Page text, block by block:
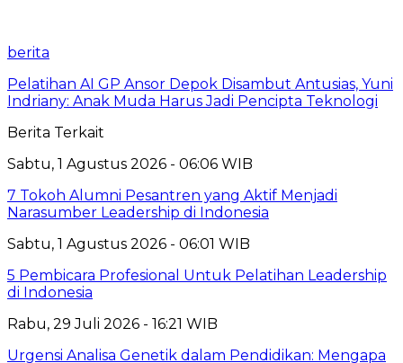
berita
Pelatihan AI GP Ansor Depok Disambut Antusias, Yuni
Indriany: Anak Muda Harus Jadi Pencipta Teknologi
Berita Terkait
Sabtu, 1 Agustus 2026 - 06:06 WIB
7 Tokoh Alumni Pesantren yang Aktif Menjadi
Narasumber Leadership di Indonesia
Sabtu, 1 Agustus 2026 - 06:01 WIB
5 Pembicara Profesional Untuk Pelatihan Leadership
di Indonesia
Rabu, 29 Juli 2026 - 16:21 WIB
Urgensi Analisa Genetik dalam Pendidikan: Mengapa